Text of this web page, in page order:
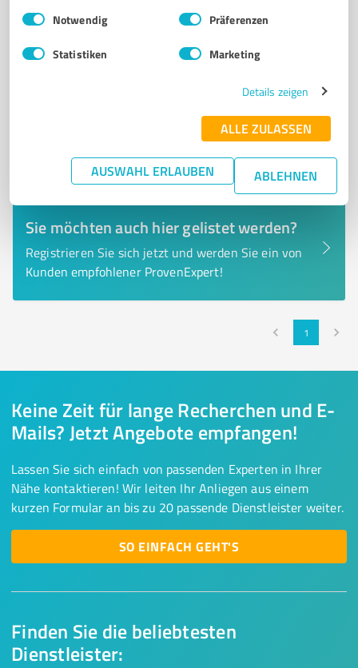
Impressum Datenschutzbestimmungen
Einwilligungsauswahl
Notwendig Präferenzen
Statistiken Marketing
Details zeigen
ALLE ZULASSEN
AUSWAHL ERLAUBEN ABLEHNEN
Nicht bewertet
Sie möchten auch hier gelistet werden?
Registrieren Sie sich jetzt und werden Sie ein von
Kunden empfohlener ProvenExpert!
1
Finden Sie die beliebtesten
Dienstleister:
Keine Zeit für lange Recherchen und E-
Mails? Jetzt Angebote empfangen!
Lassen Sie sich einfach von passenden Experten in Ihrer
Nähe kontaktieren! Wir leiten Ihr Anliegen aus einem
kurzen Formular an bis zu 20 passende Dienstleister weiter.
SO EINFACH GEHT'S